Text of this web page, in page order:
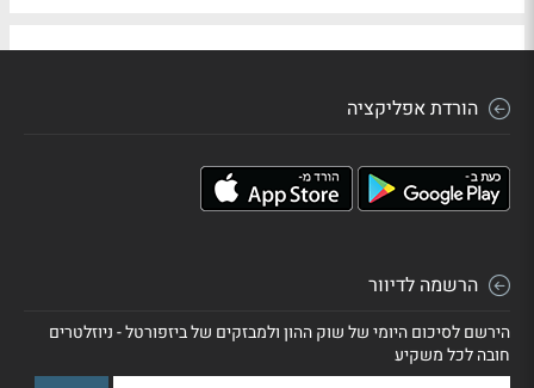
הורדת אפליקציה
הרשמה לדיוור
הירשם לסיכום היומי של שוק ההון ולמבזקים של ביזפורטל - ניוזלטרים
חובה לכל משקיע